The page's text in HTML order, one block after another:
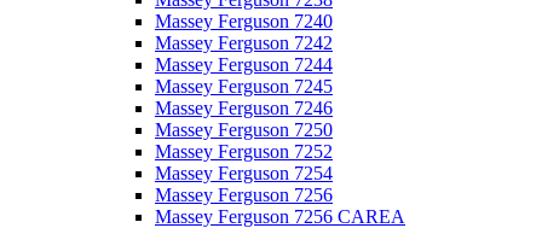
Massey Ferguson 7240
Massey Ferguson 7242
Massey Ferguson 7244
Massey Ferguson 7245
Massey Ferguson 7246
Massey Ferguson 7250
Massey Ferguson 7252
Massey Ferguson 7254
Massey Ferguson 7256
Massey Ferguson 7256 CAREA